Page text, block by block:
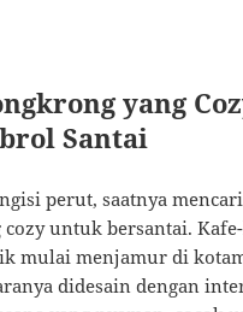
yang
Santai
perut, saatnya
untuk bersantai.
mulai menjamur di
didesain dengan